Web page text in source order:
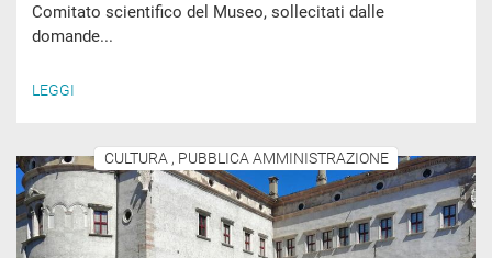
Comitato scientifico del Museo, sollecitati dalle
domande...
LEGGI
CULTURA , PUBBLICA AMMINISTRAZIONE